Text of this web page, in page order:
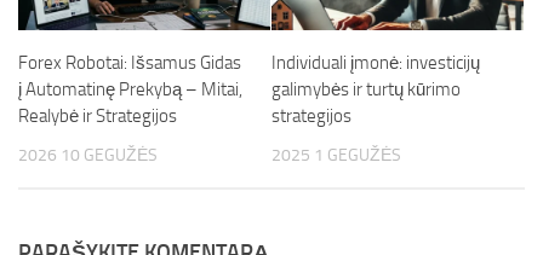
Forex Robotai: Išsamus Gidas
į Automatinę Prekybą – Mitai,
Realybė ir Strategijos
2026 10 GEGUŽĖS
Individuali įmonė: investicijų
galimybės ir turtų kūrimo
strategijos
2025 1 GEGUŽĖS